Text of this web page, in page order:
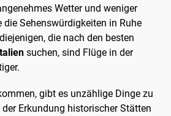
Wetter und weniger
die Sehenswürdigkeiten in Ruhe
die nach den besten
suchen, sind Flüge in der
gibt es unzählige Dinge zu
Erkundung historischer Stätten